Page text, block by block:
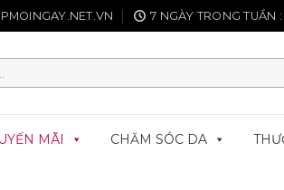
7 NGÀY TRONG TUẦN
MÃI CHĂM SÓC DA